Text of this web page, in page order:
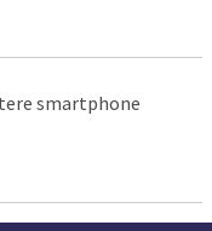
smartphone